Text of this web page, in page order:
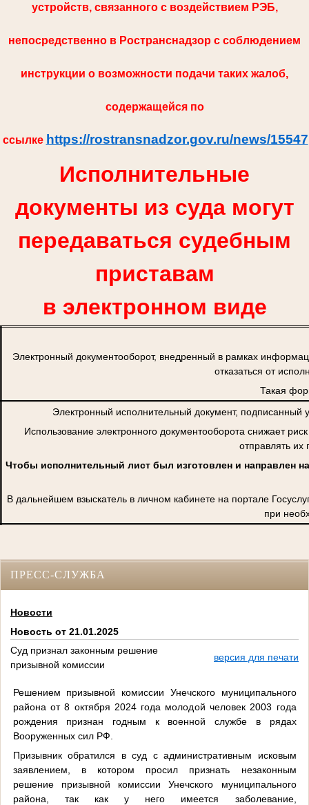
устройств, связанного с воздействием РЭБ,
непосредственно в Ространснадзор с соблюдением
инструкции о возможности подачи таких жалоб,
содержащейся по
ссылке https://rostransnadzor.gov.ru/news/15547
Исполнительные
документы из суда могут
передаваться судебным
приставам
в электронном виде
Электронный документооборот, внедренный в рамках
отказаться от
Такая
Электронный исполнительный документ, подписанный
Использование электронного документооборота снижает
отправлять их
Чтобы исполнительный лист был изготовлен и направлен
В дальнейшем взыскатель в личном кабинете на портале
при
ПРЕСС-СЛУЖБА
Новости
Новость от 21.01.2025
Суд признал законным решение
призывной комиссии
версия для печати
Решением призывной комиссии Унечского муниципального
района от 8 октября 2024 года молодой человек 2003 года
рождения признан годным к военной службе в рядах
Вооруженных сил РФ.
Призывник обратился в суд с административным исковым
заявлением, в котором просил признать незаконным
решение призывной комиссии Унечского муниципального
района, так как у него имеется заболевание,